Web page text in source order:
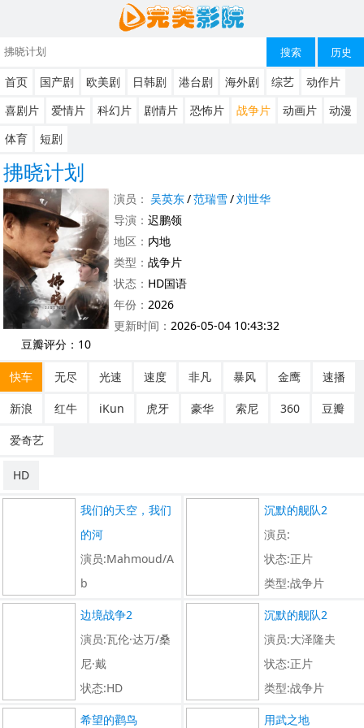
搜索 历史
首页 国产剧 欧美剧 日韩剧 港台剧 海外剧 综艺
动作片
喜剧片
爱情片 科幻片 剧情片 恐怖片 战争片 动画片
动漫
体育
短剧
拂晓计划
豆瓣评分：10
演员： 吴英东/范瑞雪/刘世华
导演： 迟鹏领
地区： 内地
类型： 战争片
状态： HD国语
年份： 2026
更新时间： 2026-05-04 10:43:32
快车 无尽 光速 速度 非凡 暴风 金鹰 速播
新浪 红牛 iKun 虎牙 豪华 索尼 360 豆瓣
爱奇艺
HD
我们的天空，我们
的河
演员:Mahmoud/A
b
状态:HD
类型:战争片
沉默的舰队2
演员:
状态:正片
类型:战争片
边境战争2
演员:瓦伦·达万/桑
尼·戴
状态:HD
类型:战争片
沉默的舰队2
演员:大泽隆夫
状态:正片
类型:战争片
希望的鹳鸟 用武之地